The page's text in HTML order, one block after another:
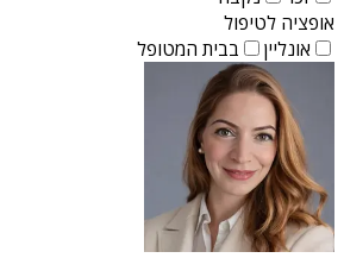
אופציה לטיפול
אונליין
בבית המטופל